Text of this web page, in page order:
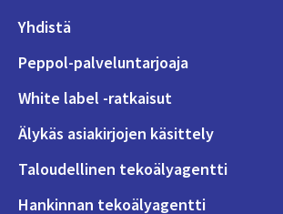
Yhdistä
Peppol-palveluntarjoaja
White label -ratkaisut
Älykäs asiakirjojen käsittely
Taloudellinen tekoälyagentti
Hankinnan tekoälyagentti